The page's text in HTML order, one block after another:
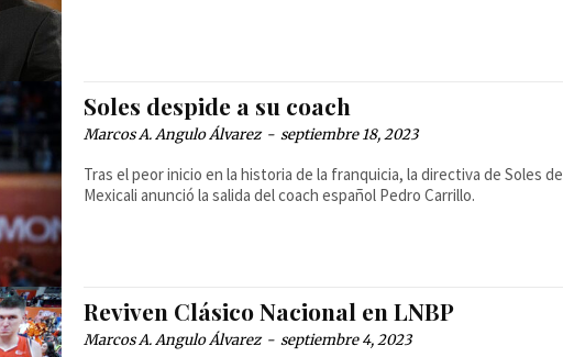
Soles despide a su coach
Marcos A. Angulo Álvarez - septiembre 18, 2023
Tras el peor inicio en la historia de la franquicia, la directiva de Soles de
Mexicali anunció la salida del coach español Pedro Carrillo.
Reviven Clásico Nacional en LNBP
Marcos A. Angulo Álvarez - septiembre 4, 2023